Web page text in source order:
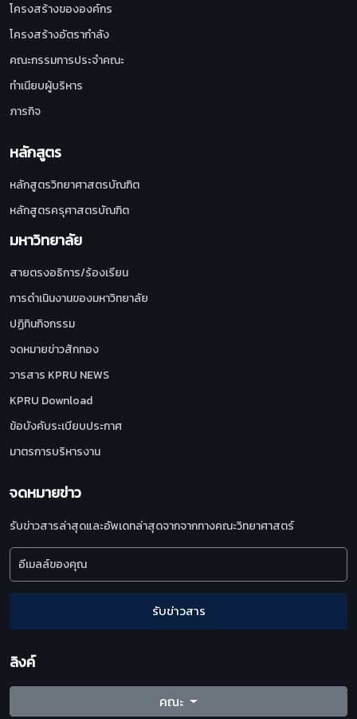
โครงสร้างขององค์กร
โครงสร้างอัตรากำลัง
คณะกรรมการประจำคณะ
ทำเนียบผู้บริหาร
ภารกิจ
หลักสูตร
หลักสูตรวิทยาศาสตรบัณฑิต
หลักสูตรครุศาสตรบัณฑิต
มหาวิทยาลัย
สายตรงอธิการ/ร้องเรียน
การดำเนินงานของมหาวิทยาลัย
ปฏิทินกิจกรรม
จดหมายข่าวสักทอง
วารสาร KPRU NEWS
KPRU Download
ข้อบังคับระเบียบประกาศ
มาตรการบริหารงาน
จดหมายข่าว
รับข่าวสารล่าสุดและอัพเดทล่าสุดจากจากทางคณะวิทยาศาสตร์
รับข่าวสาร
ลิงค์
คณะ